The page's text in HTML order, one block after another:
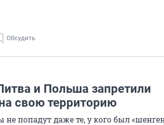
Обсудить
и Польша запретили
свою территорию
не попадут даже те, у кого был